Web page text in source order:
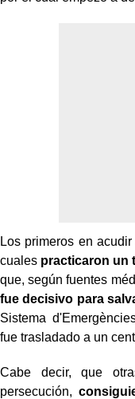
Los primeros en
cuales practicaron un
que, según fuentes
fue decisivo para
Sistema
fue trasladado a un
Cabe decir, que
persecución,